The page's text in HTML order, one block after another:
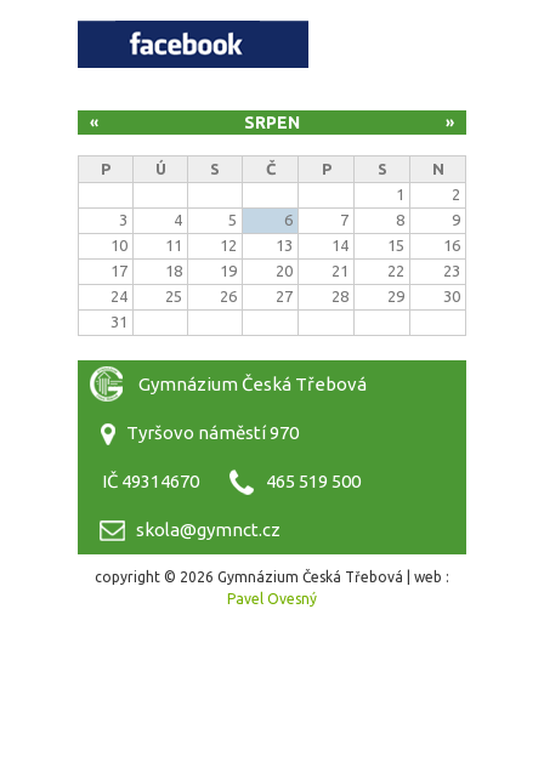
SRPEN
« »
P Ú S Č P S
N
1
2
3
4 5 6 7 8
9
10
11 12 13 14 15
16
17
18 19 20 21 22
23
24
25 26 27 28 29
30
31
Gymnázium Česká Třebová
Tyršovo náměstí 970
IČ 49314670 465 519 500
skola@gymnct.cz
copyright © 2026 Gymnázium Česká Třebová | web :
Pavel Ovesný